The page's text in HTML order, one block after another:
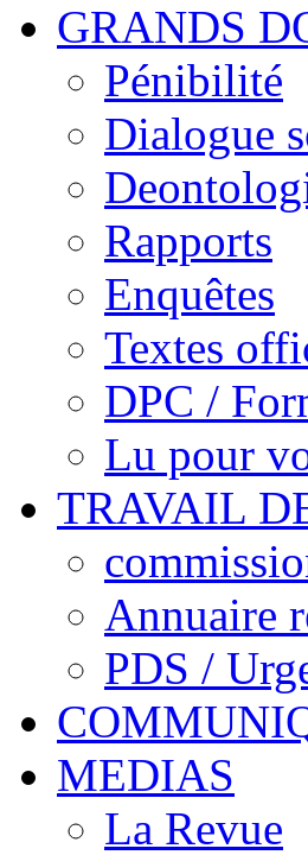
GRANDS
Pénibilité
Dialogue
Rapports
Enquêtes
Textes
DPC /
Lu pour
TRAVAIL
Annuaire
PDS /
MEDIAS
La Revue